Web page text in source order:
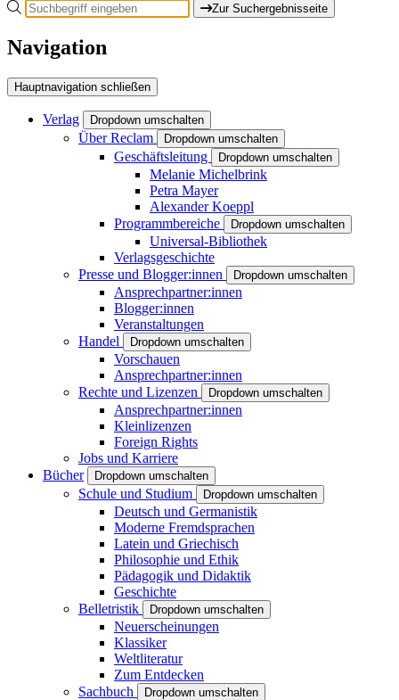
Zur Suchergebnisseite
Navigation
Hauptnavigation schließen
Verlag Dropdown umschalten
Über Reclam Dropdown umschalten
Geschäftsleitung Dropdown umschalten
Melanie Michelbrink
Petra Mayer
Alexander Koeppl
Programmbereiche
Dropdown umschalten
Universal-Bibliothek
Verlagsgeschichte
Presse und Blogger:innen
Dropdown umschalten
Ansprechpartner:innen
Blogger:innen
Veranstaltungen
Handel
Dropdown umschalten
Vorschauen
Ansprechpartner:innen
Rechte und Lizenzen
Dropdown umschalten
Ansprechpartner:innen
Kleinlizenzen
Foreign Rights
Jobs und Karriere
Bücher
Dropdown umschalten
Schule und Studium Dropdown umschalten
Deutsch und Germanistik
Moderne Fremdsprachen
Latein und Griechisch
Philosophie und Ethik
Pädagogik und Didaktik
Geschichte
Belletristik
Dropdown umschalten
Neuerscheinungen
Klassiker
Weltliteratur
Zum Entdecken
Sachbuch
Dropdown umschalten